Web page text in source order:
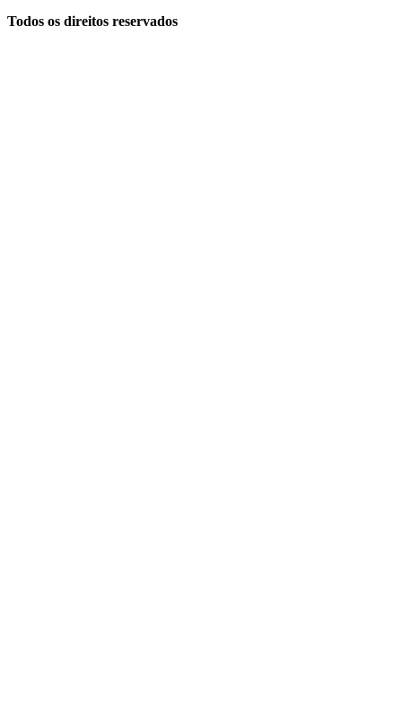
Todos os direitos reservados